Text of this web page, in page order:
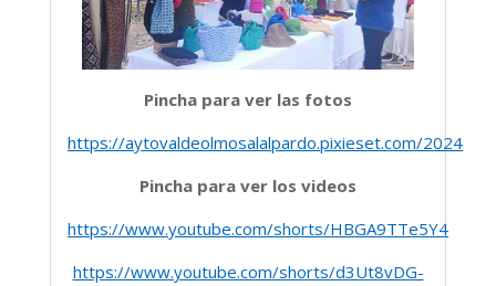
Pincha para ver las fotos
https://aytovaldeolmosalalpardo.pixieset.com/
Pincha para ver los videos
https://www.youtube.com/shorts/HBGA9TTe5Y4
https://www.youtube.com/shorts/d3Ut8vDG-